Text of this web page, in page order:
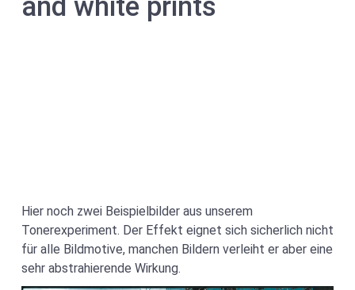
Hier noch zwei Beispielbilder aus unserem
Tonerexperiment. Der Effekt eignet sich sicherlich nicht
für alle Bildmotive, manchen Bildern verleiht er aber eine
sehr abstrahierende Wirkung.